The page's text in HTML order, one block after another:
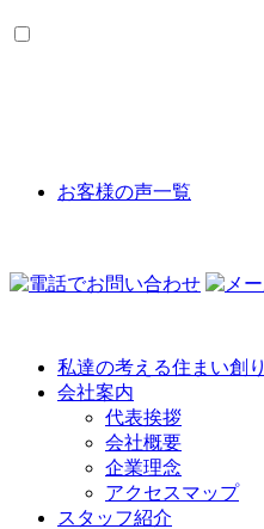
お客様の声一覧
私達の考える住まい創り
会社案内
代表挨拶
会社概要
企業理念
アクセスマップ
スタッフ紹介